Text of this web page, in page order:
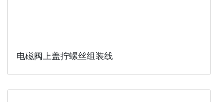
电磁阀上盖拧螺丝组装线